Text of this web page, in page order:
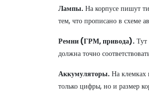
Лампы. На корпусе пишут
тем, что прописано в схеме
Ремни (ГРМ, привода).
должна точно
Аккумуляторы. На
только цифры, но и размер